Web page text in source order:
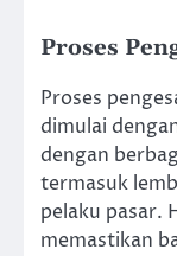
Proses
Proses
dimulai
dengan
termasuk
pelaku pasar.
memastikan